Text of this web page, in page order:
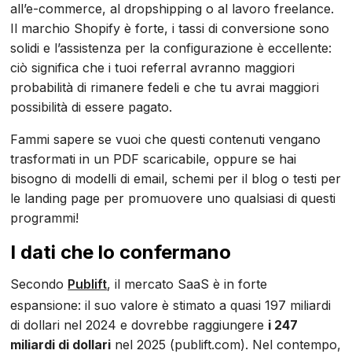
all’e-commerce, al dropshipping o al lavoro freelance.
Il marchio Shopify è forte, i tassi di conversione sono
solidi e l’assistenza per la configurazione è eccellente:
ciò significa che i tuoi referral avranno maggiori
probabilità di rimanere fedeli e che tu avrai maggiori
possibilità di essere pagato.
Fammi sapere se vuoi che questi contenuti vengano
trasformati in un PDF scaricabile, oppure se hai
bisogno di modelli di email, schemi per il blog o testi per
le landing page per promuovere uno qualsiasi di questi
programmi!
I dati che lo confermano
Secondo Publift, il mercato SaaS è in forte
espansione: il suo valore è stimato a quasi 197 miliardi
di dollari nel 2024 e dovrebbe raggiungere i 247
miliardi di dollari nel 2025 (publift.com). Nel contempo,